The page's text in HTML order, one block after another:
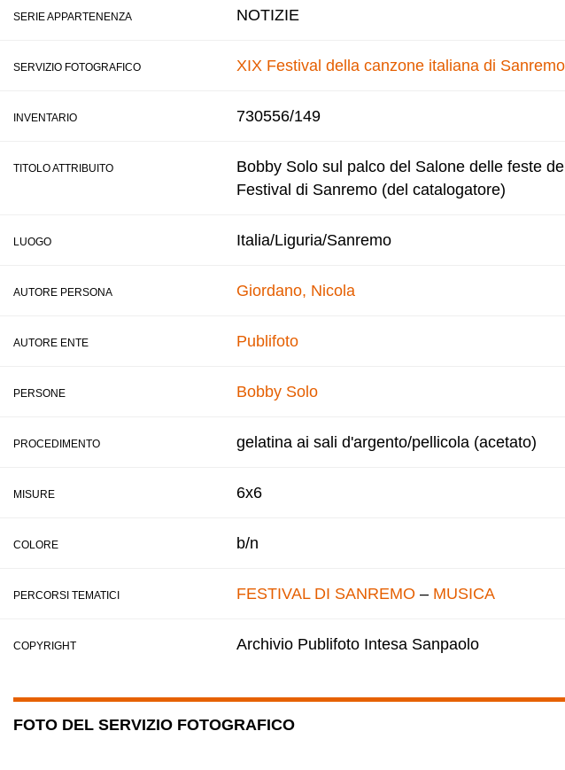
SERIE APPARTENENZA NOTIZIE
SERVIZIO FOTOGRAFICO XIX Festival della canzone italiana di
INVENTARIO 730556/149
TITOLO ATTRIBUITO
Bobby Solo sul palco del Salone delle feste
Festival di Sanremo (del catalogatore)
LUOGO Italia/Liguria/Sanremo
AUTORE PERSONA Giordano, Nicola
AUTORE ENTE Publifoto
PERSONE Bobby Solo
PROCEDIMENTO gelatina ai sali d'argento/pellicola (acetato)
MISURE 6x6
COLORE b/n
PERCORSI TEMATICI FESTIVAL DI SANREMO – MUSICA
COPYRIGHT Archivio Publifoto Intesa Sanpaolo
FOTO DEL SERVIZIO FOTOGRAFICO